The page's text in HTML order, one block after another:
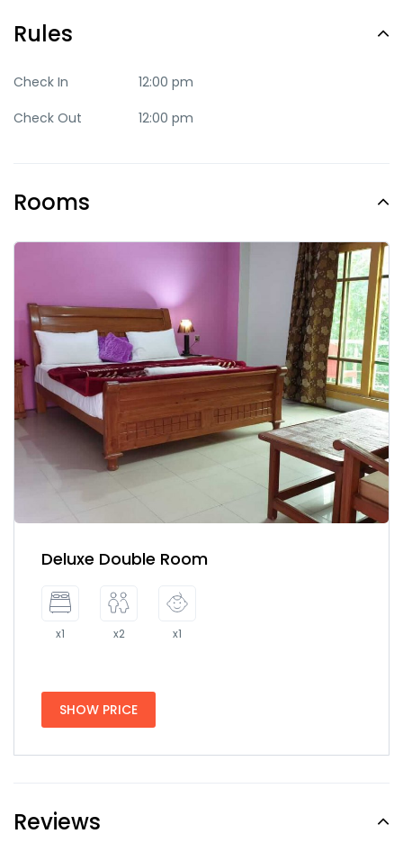
Quite
Standard
Rules
Check In
12:00 pm
Check Out
12:00 pm
Rooms
Deluxe Double Room
x1 x2 x1
SHOW PRICE
Reviews